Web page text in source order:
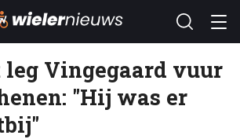
Vingegaard vuur
"Hij was er